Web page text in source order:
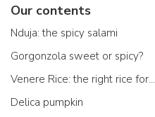
Our contents
Nduja: the spicy salami
Gorgonzola sweet or spicy?
Venere Rice: the right rice for...
Delica pumpkin